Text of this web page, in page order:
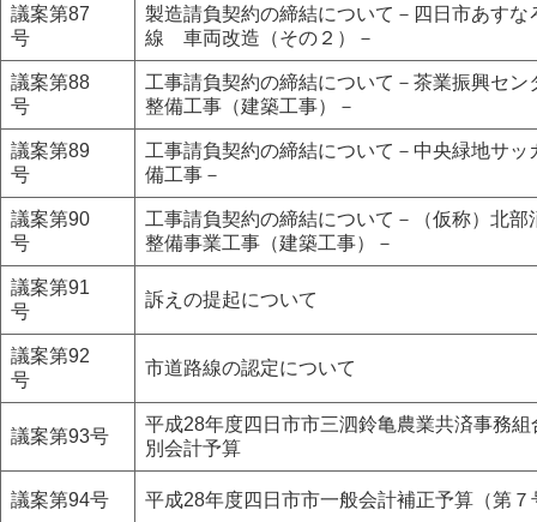
議案第87
号
製造請負契約の締結について－四日市あすな
線 車両改造（その２）－
議案第88
号
工事請負契約の締結について－茶業振興セン
整備工事（建築工事）－
議案第89
号
工事請負契約の締結について－中央緑地サッ
備工事－
議案第90
号
工事請負契約の締結について－（仮称）北部
整備事業工事（建築工事）－
議案第91
号
訴えの提起について
議案第92
号
市道路線の認定について
議案第93号
平成28年度四日市市三泗鈴亀農業共済事務組
別会計予算
議案第94号 平成28年度四日市市一般会計補正予算（第７